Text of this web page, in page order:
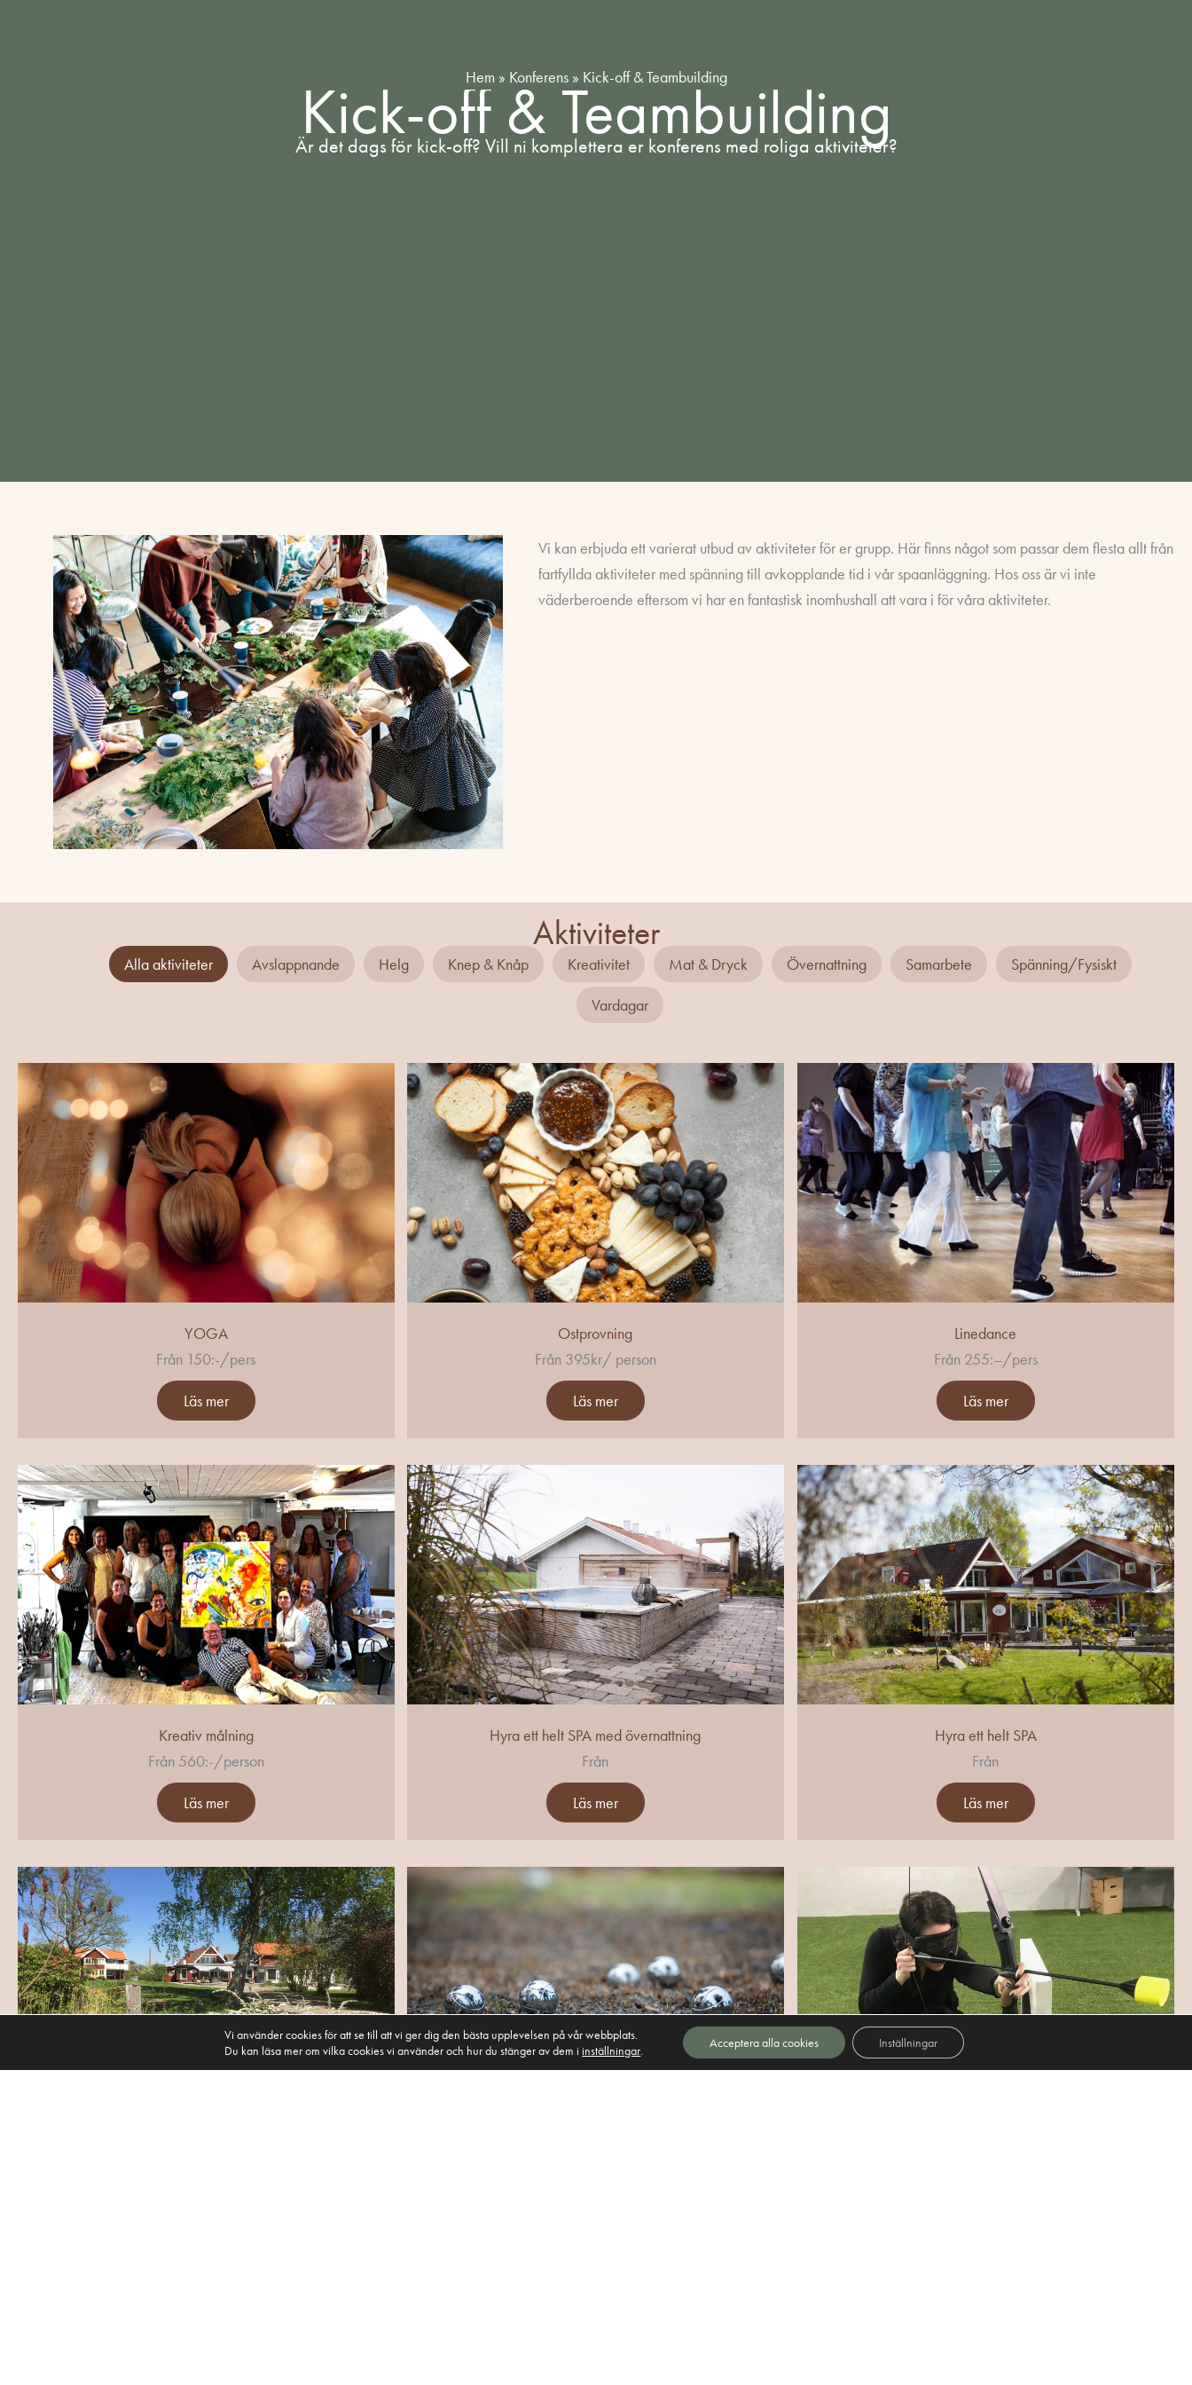
Hem » Konferens» Kick-off & Teambuilding
Kick-off & Teambuilding
Är det dags för kick-off? Vill ni komplettera er konferens med roliga aktiviteter?
Vi kan erbjuda ett varierat utbud av aktiviteter för er grupp. Här finns något som passar dem flesta allt från
fartfyllda aktiviteter med spänning till avkopplande tid i vår spaanläggning. Hos oss är vi inte
väderberoende eftersom vi har en fantastisk inomhushall att vara i för våra aktiviteter.
Aktiviteter
Alla aktiviteter Avslappnande Helg Knep & Knåp Kreativitet Mat & Dryck Övernattning Samarbete
Spänning/Fysiskt
Vardagar
YOGA
Från 150:-/pers
Läs mer
Ostprovning
Från 395kr/ person
Läs mer
Linedance
Från 255:–/pers
Läs mer
Kreativ målning
Från 560:-/person
Läs mer
Hyra ett helt SPA med övernattning
Från
Läs mer
Hyra ett helt SPA
Från
Läs mer
Vi använder cookies för att se till att vi ger dig den bästa upplevelsen på vår webbplats.
Du kan läsa mer om vilka cookies vi använder och hur du stänger av dem iinställningar. Acceptera alla cookies Inställningar